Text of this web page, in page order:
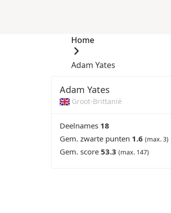
Home
Adam Yates
Adam Yates
Groot-Brittanië
Deelnames 18
Gem. zwarte punten 1.6 (max. 3)
Gem. score 53.3 (max. 147)